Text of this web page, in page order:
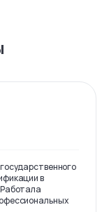
в